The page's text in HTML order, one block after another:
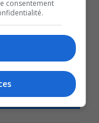
pour des
consentement